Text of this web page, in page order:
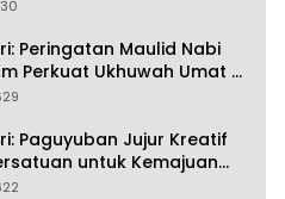
Peringatan Maulid Nabi
Perkuat Ukhuwah Umat di
Paguyuban Jujur Kreatif
untuk Kemajuan